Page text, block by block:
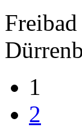
Freibad
1
2